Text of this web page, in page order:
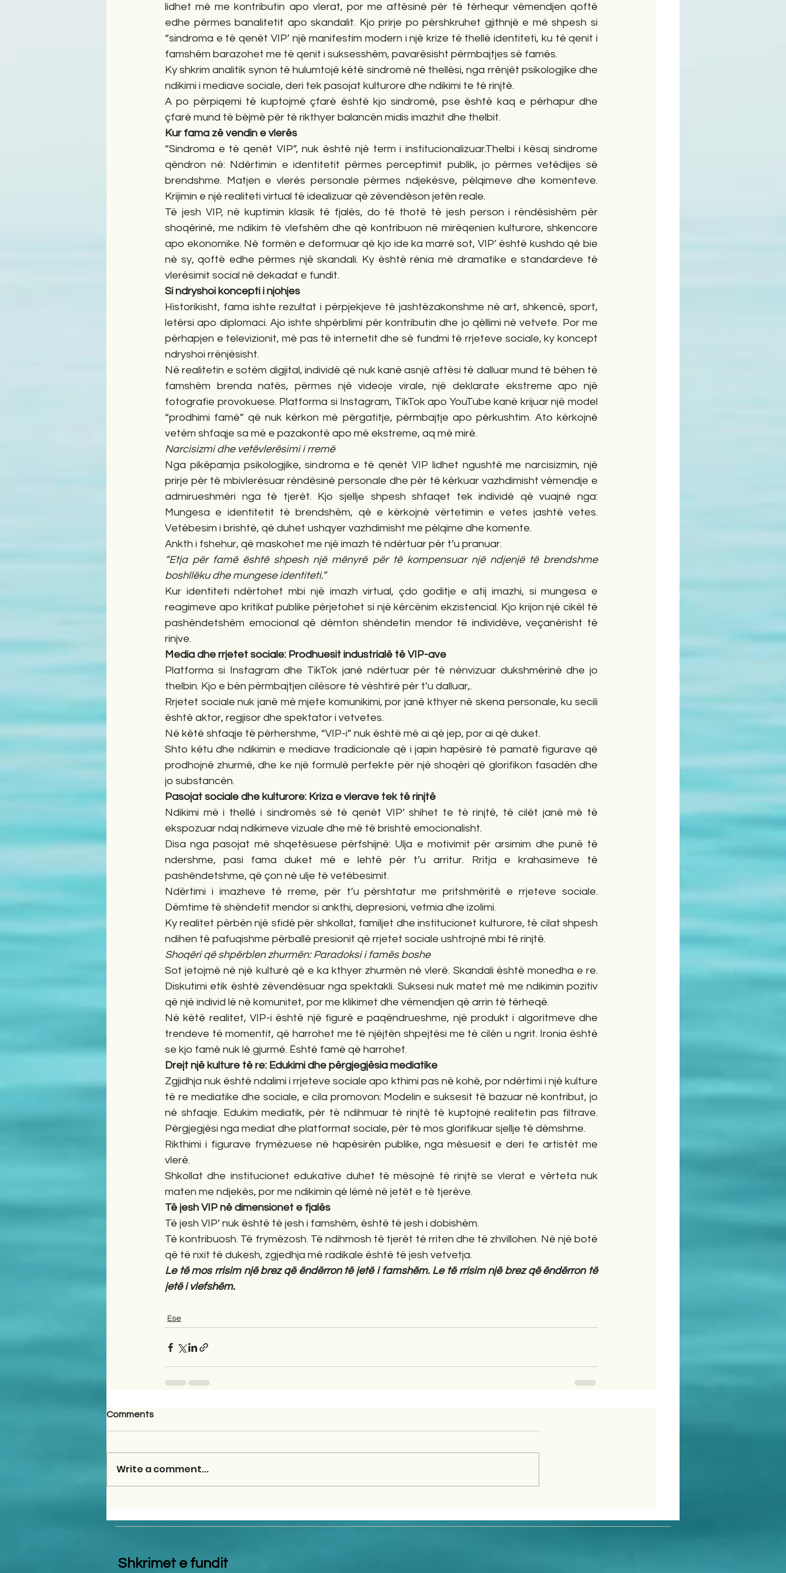
lidhet më me kontributin apo vlerat, por me aftësinë për të tërhequr vëmendjen qoftë
edhe përmes banalitetit apo skandalit. Kjo prirje po përshkruhet gjithnjë e më shpesh si
“sindroma e të qenët VIP’ një manifestim modern i një krize të thellë identiteti, ku të qenit i
famshëm barazohet me të qenit i suksesshëm, pavarësisht përmbajtjes së famës.
Ky shkrim analitik synon të hulumtojë këtë sindromë në thellësi, nga rrënjët psikologjike dhe
ndikimi i mediave sociale, deri tek pasojat kulturore dhe ndikimi te të rinjtë.
A po përpiqemi të kuptojmë çfarë është kjo sindromë, pse është kaq e përhapur dhe
çfarë mund të bëjmë për të rikthyer balancën midis imazhit dhe thelbit.
Kur fama zë vendin e vlerës
“Sindroma e të qenët VIP”, nuk është një term i institucionalizuar.Thelbi i kësaj sindrome
qëndron në: Ndërtimin e identitetit përmes perceptimit publik, jo përmes vetëdijes së
brendshme. Matjen e vlerës personale përmes ndjekësve, pëlqimeve dhe komenteve.
Krijimin e një realiteti virtual të idealizuar që zëvendëson jetën reale.
Të jesh VIP, në kuptimin klasik të fjalës, do të thotë të jesh person i rëndësishëm për
shoqërinë, me ndikim të vlefshëm dhe që kontribuon në mirëqenien kulturore, shkencore
apo ekonomike. Në formën e deformuar që kjo ide ka marrë sot, VIP’ është kushdo që bie
në sy, qoftë edhe përmes një skandali. Ky është rënia më dramatike e standardeve të
vlerësimit social në dekadat e fundit.
Si ndryshoi koncepti i njohjes
Historikisht, fama ishte rezultat i përpjekjeve të jashtëzakonshme në art, shkencë, sport,
letërsi apo diplomaci. Ajo ishte shpërblimi për kontributin dhe jo qëllimi në vetvete. Por me
përhapjen e televizionit, më pas të internetit dhe së fundmi të rrjeteve sociale, ky koncept
ndryshoi rrënjësisht.
Në realitetin e sotëm digjital, individë që nuk kanë asnjë aftësi të dalluar mund të bëhen të
famshëm brenda natës, përmes një videoje virale, një deklarate ekstreme apo një
fotografie provokuese. Platforma si Instagram, TikTok apo YouTube kanë krijuar një model
“prodhimi famë” që nuk kërkon më përgatitje, përmbajtje apo përkushtim. Ato kërkojnë
vetëm shfaqje sa më e pazakontë apo më ekstreme, aq më mirë.
Narcisizmi dhe vetëvlerësimi i rremë
Nga pikëpamja psikologjike, sindroma e të qenët VIP lidhet ngushtë me narcisizmin, një
prirje për të mbivlerësuar rëndësinë personale dhe për të kërkuar vazhdimisht vëmendje e
admirueshmëri nga të tjerët. Kjo sjellje shpesh shfaqet tek individë që vuajnë nga:
Mungesa e identitetit të brendshëm, që e kërkojnë vërtetimin e vetes jashtë vetes.
Vetëbesim i brishtë, që duhet ushqyer vazhdimisht me pëlqime dhe komente.
Ankth i fshehur, që maskohet me një imazh të ndërtuar për t’u pranuar.
“Etja për famë është shpesh një mënyrë për të kompensuar një ndjenjë të brendshme
boshllëku dhe mungese identiteti.”
Kur identiteti ndërtohet mbi një imazh virtual, çdo goditje e atij imazhi, si mungesa e
reagimeve apo kritikat publike përjetohet si një kërcënim ekzistencial. Kjo krijon një cikël të
pashëndetshëm emocional që dëmton shëndetin mendor të individëve, veçanërisht të
rinjve.
Media dhe rrjetet sociale: Prodhuesit industrialë të VIP-ave
Platforma si Instagram dhe TikTok janë ndërtuar për të nënvizuar dukshmërinë dhe jo
thelbin. Kjo e bën përmbajtjen cilësore të vështirë për t’u dalluar,.
Rrjetet sociale nuk janë më mjete komunikimi, por janë kthyer në skena personale, ku secili
është aktor, regjisor dhe spektator i vetvetes.
Në këtë shfaqje të përhershme, “VIP-i” nuk është më ai që jep, por ai që duket.
Shto këtu dhe ndikimin e mediave tradicionale që i japin hapësirë të pamatë figurave që
prodhojnë zhurmë, dhe ke një formulë perfekte për një shoqëri që glorifikon fasadën dhe
jo substancën.
Pasojat sociale dhe kulturore: Kriza e vlerave tek të rinjtë
Ndikimi më i thellë i sindromës së të qenët VIP’ shihet te të rinjtë, të cilët janë më të
ekspozuar ndaj ndikimeve vizuale dhe më të brishtë emocionalisht.
Disa nga pasojat më shqetësuese përfshijnë: Ulja e motivimit për arsimim dhe punë të
ndershme, pasi fama duket më e lehtë për t’u arritur. Rritja e krahasimeve të
pashëndetshme, që çon në ulje të vetëbesimit.
Ndërtimi i imazheve të rreme, për t’u përshtatur me pritshmëritë e rrjeteve sociale.
Dëmtime të shëndetit mendor si ankthi, depresioni, vetmia dhe izolimi.
Ky realitet përbën një sfidë për shkollat, familjet dhe institucionet kulturore, të cilat shpesh
ndihen të pafuqishme përballë presionit që rrjetet sociale ushtrojnë mbi të rinjtë.
Shoqëri që shpërblen zhurmën: Paradoksi i famës boshe
Sot jetojmë në një kulturë që e ka kthyer zhurmën në vlerë. Skandali është monedha e re.
Diskutimi etik është zëvendësuar nga spektakli. Suksesi nuk matet më me ndikimin pozitiv
që një individ lë në komunitet, por me klikimet dhe vëmendjen që arrin të tërheqë.
Në këtë realitet, VIP-i është një figurë e paqëndrueshme, një produkt i algoritmeve dhe
trendeve të momentit, që harrohet me të njëjtën shpejtësi me të cilën u ngrit. Ironia është
se kjo famë nuk lë gjurmë. Është famë që harrohet.
Drejt një kulture të re: Edukimi dhe përgjegjësia mediatike
Zgjidhja nuk është ndalimi i rrjeteve sociale apo kthimi pas në kohë, por ndërtimi i një kulture
të re mediatike dhe sociale, e cila promovon: Modelin e suksesit të bazuar në kontribut, jo
në shfaqje. Edukim mediatik, për të ndihmuar të rinjtë të kuptojnë realitetin pas filtrave.
Përgjegjësi nga mediat dhe platformat sociale, për të mos glorifikuar sjellje të dëmshme.
Rikthimi i figurave frymëzuese në hapësirën publike, nga mësuesit e deri te artistët me
vlerë.
Shkollat dhe institucionet edukative duhet të mësojnë të rinjtë se vlerat e vërteta nuk
maten me ndjekës, por me ndikimin që lëmë në jetët e të tjerëve.
Të jesh VIP në dimensionet e fjalës
Të jesh VIP’ nuk është të jesh i famshëm, është të jesh i dobishëm.
Të kontribuosh. Të frymëzosh. Të ndihmosh të tjerët të rriten dhe të zhvillohen. Në një botë
që të nxit të dukesh, zgjedhja më radikale është të jesh vetvetja.
Le të mos rrisim një brez që ëndërron të jetë i famshëm. Le të rrisim një brez që ëndërron të
jetë i vlefshëm.
Ese
Comments
Write a comment...
Shkrimet e fundit